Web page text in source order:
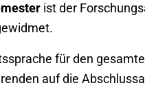
ist der
für den
auf die